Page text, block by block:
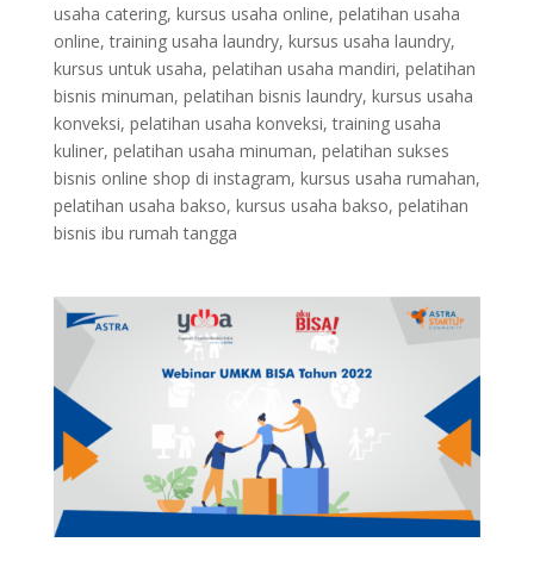
usaha catering, kursus usaha online, pelatihan usaha
online, training usaha laundry, kursus usaha laundry,
kursus untuk usaha, pelatihan usaha mandiri, pelatihan
bisnis minuman, pelatihan bisnis laundry, kursus usaha
konveksi, pelatihan usaha konveksi, training usaha
kuliner, pelatihan usaha minuman, pelatihan sukses
bisnis online shop di instagram, kursus usaha rumahan,
pelatihan usaha bakso, kursus usaha bakso, pelatihan
bisnis ibu rumah tangga